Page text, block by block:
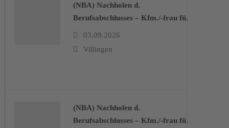
(NBA) Nachholen d.
Berufsabschlusses – Kfm./-frau für
Büromanagement (BB)
03.09.2026
Villingen
(NBA) Nachholen d.
Berufsabschlusses – Kfm./-frau für